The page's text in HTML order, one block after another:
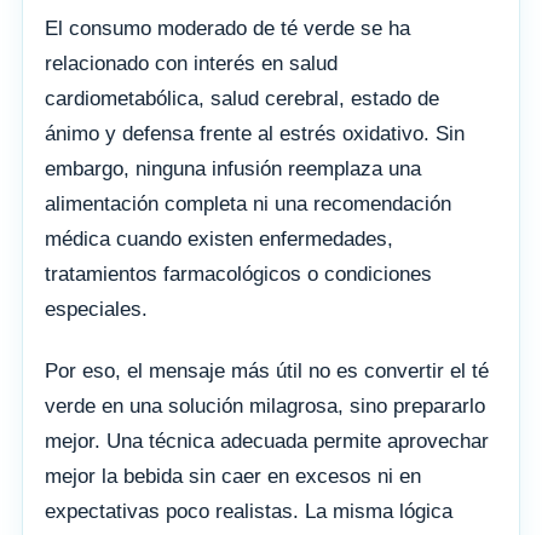
El consumo moderado de té verde se ha
relacionado con interés en salud
cardiometabólica, salud cerebral, estado de
ánimo y defensa frente al estrés oxidativo. Sin
embargo, ninguna infusión reemplaza una
alimentación completa ni una recomendación
médica cuando existen enfermedades,
tratamientos farmacológicos o condiciones
especiales.
Por eso, el mensaje más útil no es convertir el té
verde en una solución milagrosa, sino prepararlo
mejor. Una técnica adecuada permite aprovechar
mejor la bebida sin caer en excesos ni en
expectativas poco realistas. La misma lógica